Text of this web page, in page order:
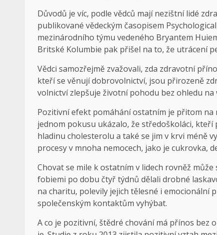
Důvodů je víc, podle vědců mají nezištní lidé
publikované vědeckým časopisem
mezinárodního týmu vedeného Bryantem
Britské Kolumbie pak přišel na to, že utrácení
Vědci samozřejmě zvažovali, zda zdravotní
kteří se věnují dobrovolnictví, jsou přirozeně
volnictví zlepšuje životní pohodu bez ohledu na
Pozitivní efekt pomáhání ostatním je přitom na
jednom pokusu ukázalo, že středoškoláci,
hladinu cholesterolu a také se jim v krvi méně
procesy v mnoha nemocech, jako je cukrovka,
Chovat se mile k ostatním v lidech rovněž
fobiemi po dobu čtyř týdnů dělali drobné
na charitu, polevily jejich tělesné i emocionální
společenským kontaktům vyhýbat.
A co je pozitivní, štědré chování má přínos bez